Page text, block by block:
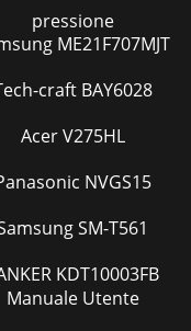
pressione
ME21F707MJT
craft BAY6028
Acer V275HL
NVGS15
SM-T561
KDT10003FB
Manuale Utente